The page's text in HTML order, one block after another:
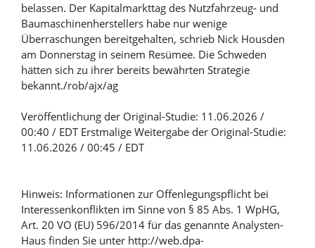
belassen. Der Kapitalmarkttag des Nutzfahrzeug- und
Baumaschinenherstellers habe nur wenige
Überraschungen bereitgehalten, schrieb Nick Housden
am Donnerstag in seinem Resümee. Die Schweden
hätten sich zu ihrer bereits bewährten Strategie
bekannt./rob/ajx/ag
Veröffentlichung der Original-Studie: 11.06.2026 /
00:40 / EDT Erstmalige Weitergabe der Original-Studie:
11.06.2026 / 00:45 / EDT
Hinweis: Informationen zur Offenlegungspflicht bei
Interessenkonflikten im Sinne von § 85 Abs. 1 WpHG,
Art. 20 VO (EU) 596/2014 für das genannte Analysten-
Haus finden Sie unter http://web.dpa-